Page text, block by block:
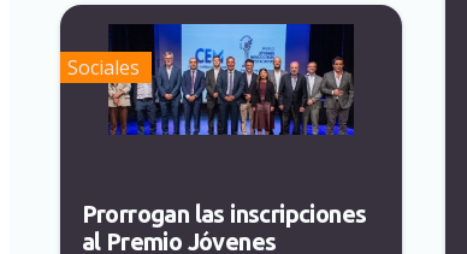
Sociales
Prorrogan las inscripciones
al Premio Jóvenes